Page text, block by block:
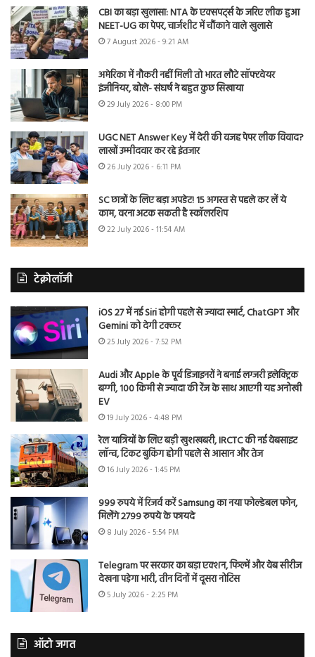
CBI का बड़ा खुलासा: NTA के एक्सपर्ट्स के जरिए लीक हुआ
NEET-UG का पेपर, चार्जशीट में चौंकाने वाले खुलासे
7 August 2026 - 9:21 AM
अमेरिका में नौकरी नहीं मिली तो भारत लौटे सॉफ्टवेयर
इंजीनियर, बोले- संघर्ष ने बहुत कुछ सिखाया
29 July 2026 - 8:00 PM
UGC NET Answer Key में देरी की वजह पेपर लीक विवाद?
लाखों उम्मीदवार कर रहे इंतजार
26 July 2026 - 6:11 PM
SC छात्रों के लिए बड़ा अपडेट! 15 अगस्त से पहले कर लें ये
काम, वरना अटक सकती है स्कॉलरशिप
22 July 2026 - 11:54 AM
टेक्नोलॉजी
iOS 27 में नई Siri होगी पहले से ज्यादा स्मार्ट, ChatGPT और
Gemini को देगी टक्कर
25 July 2026 - 7:52 PM
Audi और Apple के पूर्व डिजाइनरों ने बनाई लग्जरी इलेक्ट्रिक
बग्गी, 100 किमी से ज्यादा की रेंज के साथ आएगी यह अनोखी
EV
19 July 2026 - 4:48 PM
रेल यात्रियों के लिए बड़ी खुशखबरी, IRCTC की नई वेबसाइट
लॉन्च, टिकट बुकिंग होगी पहले से आसान और तेज
16 July 2026 - 1:45 PM
999 रुपये में रिजर्व करें Samsung का नया फोल्डेबल फोन,
मिलेंगे 2799 रुपये के फायदे
8 July 2026 - 5:54 PM
Telegram पर सरकार का बड़ा एक्शन, फिल्में और वेब सीरीज
देखना पड़ेगा भारी, तीन दिनों में दूसरा नोटिस
5 July 2026 - 2:25 PM
ऑटो जगत